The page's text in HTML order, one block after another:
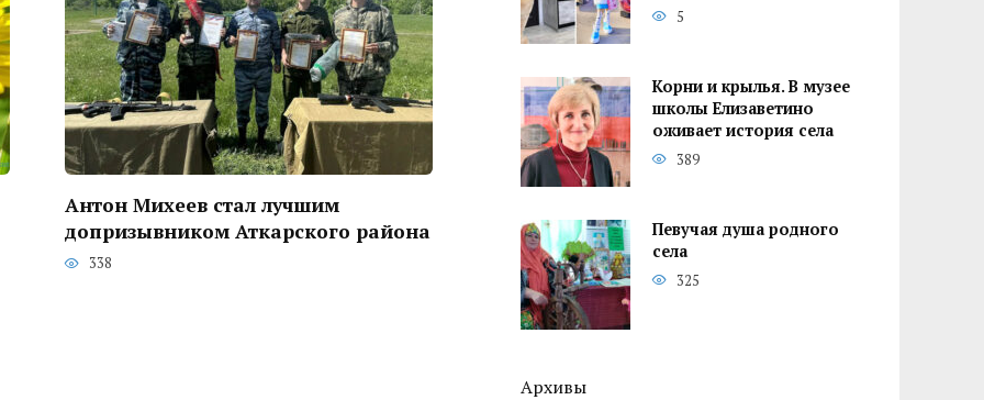
Антон Михеев стал лучшим
допризывником Аткарского района
338
5
Корни и крылья. В музее
школы Елизаветино
оживает история села
389
Певучая душа родного
села
325
Архивы